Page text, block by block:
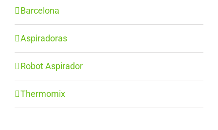
Barcelona
Aspiradoras
Robot Aspirador
Thermomix